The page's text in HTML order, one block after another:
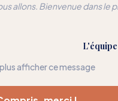
allons. Bienvenue dans le
afficher ce message
leur corps pour
déclencheurs
tous les programmes